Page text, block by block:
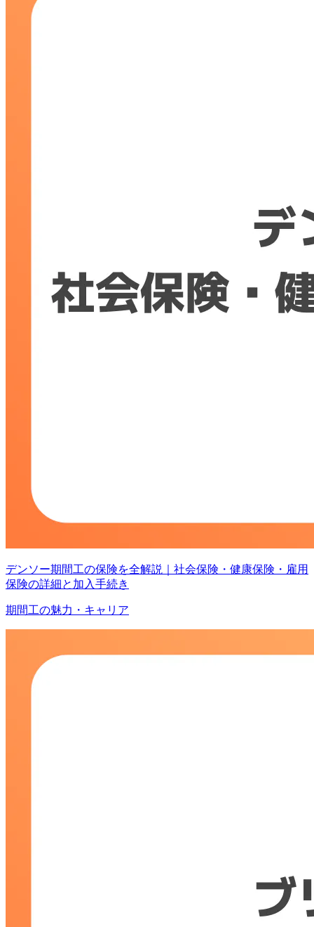
デンソー期間工の保険を全解説｜社会保険・健康保険・雇用
保険の詳細と加入手続き
期間工の魅力・キャリア